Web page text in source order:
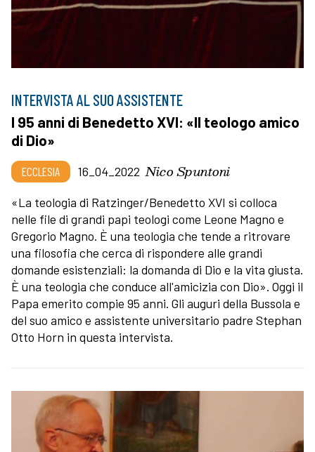
INTERVISTA AL SUO ASSISTENTE
I 95 anni di Benedetto XVI: «Il teologo amico
di Dio»
ECCLESIA 16_04_2022 Nico Spuntoni
«La teologia di Ratzinger/Benedetto XVI si colloca
nelle file di grandi papi teologi come Leone Magno e
Gregorio Magno. È una teologia che tende a ritrovare
una filosofia che cerca di rispondere alle grandi
domande esistenziali: la domanda di Dio e la vita giusta.
È una teologia che conduce all'amicizia con Dio». Oggi il
Papa emerito compie 95 anni. Gli auguri della Bussola e
del suo amico e assistente universitario padre Stephan
Otto Horn in questa intervista.